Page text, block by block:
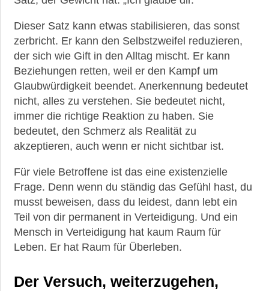
Dieser Satz kann etwas stabilisieren, das sonst
zerbricht. Er kann den Selbstzweifel reduzieren,
der sich wie Gift in den Alltag mischt. Er kann
Beziehungen retten, weil er den Kampf um
Glaubwürdigkeit beendet. Anerkennung bedeutet
nicht, alles zu verstehen. Sie bedeutet nicht,
immer die richtige Reaktion zu haben. Sie
bedeutet, den Schmerz als Realität zu
akzeptieren, auch wenn er nicht sichtbar ist.
Für viele Betroffene ist das eine existenzielle
Frage. Denn wenn du ständig das Gefühl hast, du
musst beweisen, dass du leidest, dann lebt ein
Teil von dir permanent in Verteidigung. Und ein
Mensch in Verteidigung hat kaum Raum für
Leben. Er hat Raum für Überleben.
Der Versuch, weiterzugehen,